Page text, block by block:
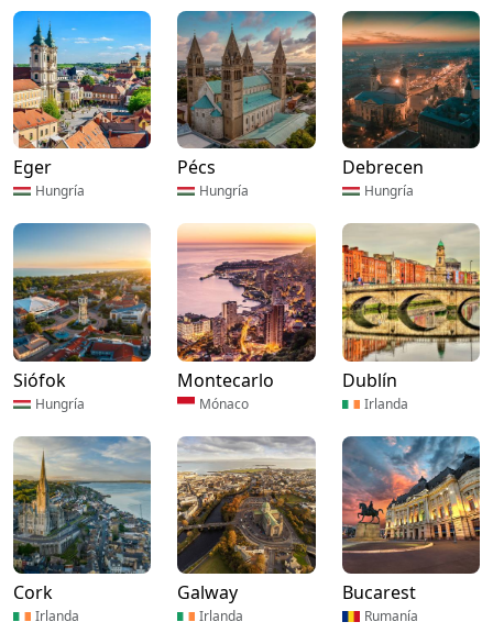
Eger
Hungría
Pécs
Hungría
Debrecen
Hungría
Siófok
Hungría
Montecarlo
Mónaco
Dublín
Irlanda
Cork
Irlanda
Galway
Irlanda
Bucarest
Rumanía